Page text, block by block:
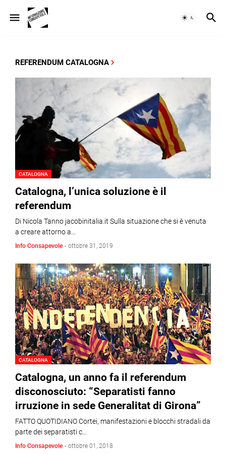
REFERENDUM CATALOGNA
CATALOGNA
Catalogna, l’unica soluzione è il
referendum
Di Nicola Tanno jacobinitalia.it Sulla situazione che si è venuta
a creare attorno a…
Info Consapevole - ottobre 31, 2019
CATALOGNA
Catalogna, un anno fa il referendum
disconosciuto: “Separatisti fanno
irruzione in sede Generalitat di Girona”
FATTO QUOTIDIANO Cortei, manifestazioni e blocchi stradali da
parte dei separatisti c…
Info Consapevole - ottobre 01, 2018